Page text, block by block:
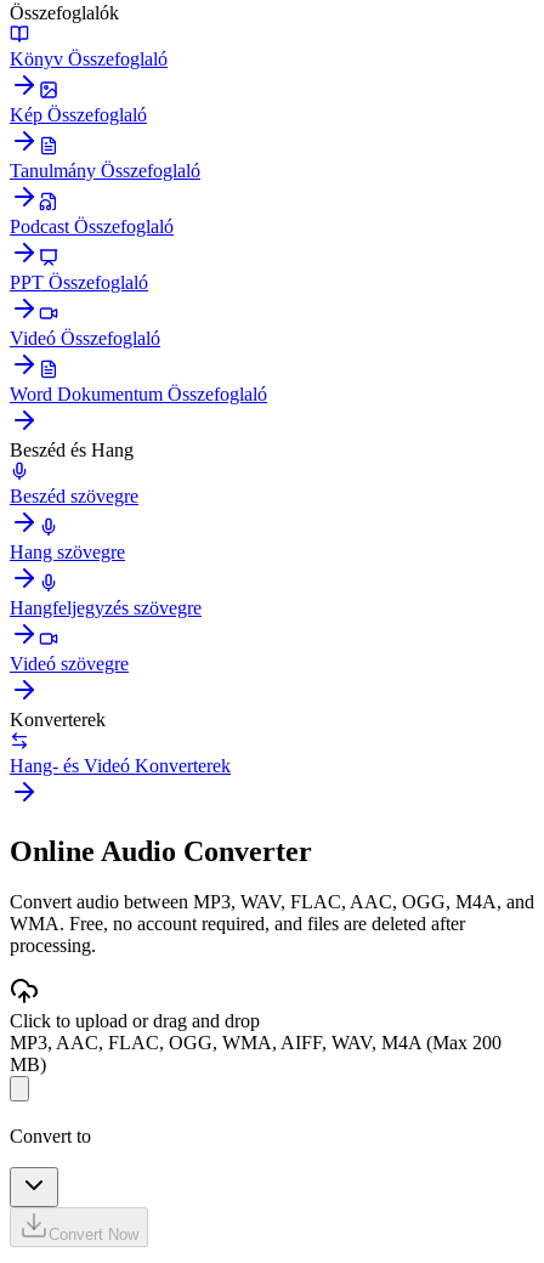
Összefoglalók
Könyv Összefoglaló
Kép Összefoglaló
Tanulmány Összefoglaló
Podcast Összefoglaló
PPT Összefoglaló
Videó Összefoglaló
Word Dokumentum Összefoglaló
Beszéd és Hang
Beszéd szövegre
Hang szövegre
Hangfeljegyzés szövegre
Videó szövegre
Konverterek
Hang- és Videó Konverterek
Online Audio Converter
Convert audio between MP3, WAV, FLAC, AAC, OGG, M4A, and
WMA. Free, no account required, and files are deleted after
processing.
Click to upload or drag and drop
MP3, AAC, FLAC, OGG, WMA, AIFF, WAV, M4A (Max 200
MB)
Convert to
Convert Now